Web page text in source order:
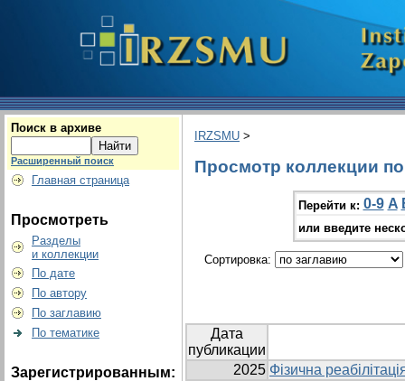
Поиск в архиве
Расширенный поиск
Главная страница
Просмотреть
Разделы
и коллекции
По дате
По автору
По заглавию
По тематике
Зарегистрированным:
IRZSMU >
Просмотр коллекции
Перейти к: 0-9 A
или введите
Сортировка:
Дата
публикации
2025 Фізична